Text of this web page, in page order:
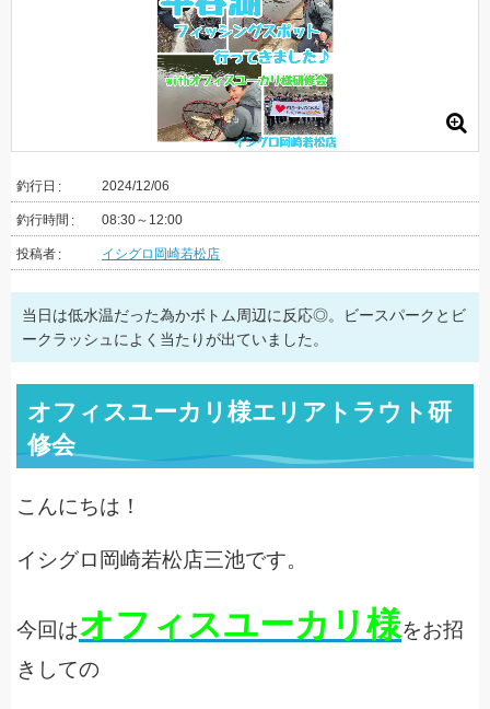
釣行日 2024/12/06
釣行時間 08:30～12:00
投稿者 イシグロ岡崎若松店
当日は低水温だった為かボトム周辺に反応◎。ビースパークとビ
ークラッシュによく当たりが出ていました。
オフィスユーカリ様エリアトラウト研
修会
こんにちは！
イシグロ岡崎若松店三池です。
今回はオフィスユーカリ様をお招
きしての